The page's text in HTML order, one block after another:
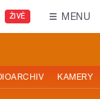
ŽIVĚ MENU
KAMERY